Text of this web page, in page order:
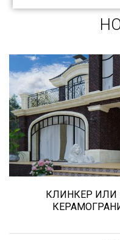
Сегодня
и напольную
угловые) для
плитку и другие
для
мангала,
КЛИНКЕР